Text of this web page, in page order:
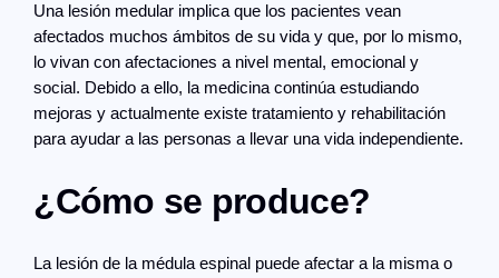
Una lesión medular implica que los pacientes vean
afectados muchos ámbitos de su vida y que, por lo mismo,
lo vivan con afectaciones a nivel mental, emocional y
social. Debido a ello, la medicina continúa estudiando
mejoras y actualmente existe tratamiento y rehabilitación
para ayudar a las personas a llevar una vida independiente.
¿Cómo se produce?
La lesión de la médula espinal puede afectar a la misma o